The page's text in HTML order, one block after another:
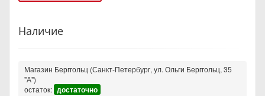
Наличие
Магазин Берггольц (Санкт-Петербург, ул. Ольги Берггольц, 35
"А")
остаток: достаточно